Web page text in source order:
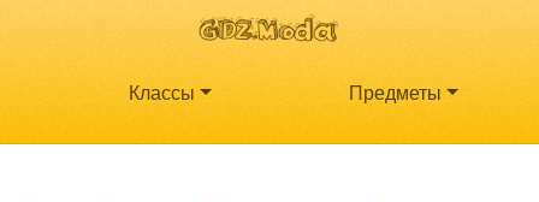
Классы Предметы